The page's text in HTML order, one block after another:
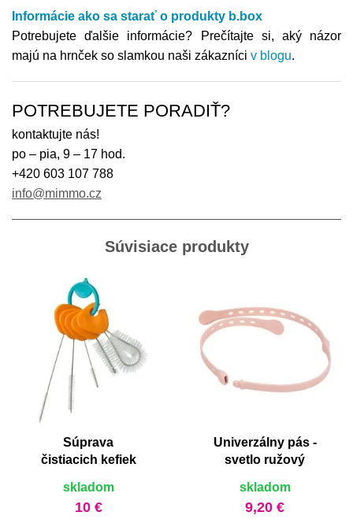
Informácie ako sa starať o produkty b.box
Potrebujete ďalšie informácie? Prečítajte si, aký názor
majú na hrnček so slamkou naši zákazníci v blogu.
POTREBUJETE PORADIŤ?
kontaktujte nás!
po – pia, 9 – 17 hod.
+420 603 107 788
info@mimmo.cz
Súvisiace produkty
Súprava
čistiacich kefiek
skladom
10 €
Univerzálny pás -
svetlo ružový
skladom
9,20 €